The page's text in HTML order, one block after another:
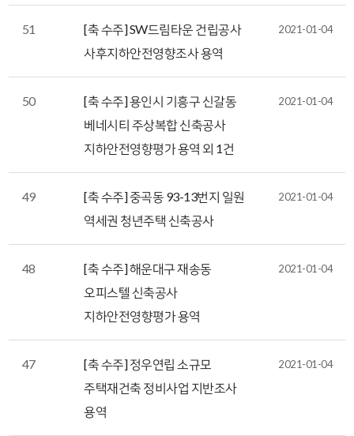
51
[축 수주] SW드림타운 건립공사
사후지하안전영향조사 용역
2021-01-04
50
[축 수주] 용인시 기흥구 신갈동
베네시티 주상복합 신축공사
지하안전영향평가 용역 외 1건
2021-01-04
49
[축 수주] 중곡동 93-13번지 일원
역세권 청년주택 신축공사
2021-01-04
48
[축 수주] 해운대구 재송동
오피스텔 신축공사
지하안전영향평가 용역
2021-01-04
47
[축 수주] 정우연립 소규모
주택재건축 정비사업 지반조사
용역
2021-01-04